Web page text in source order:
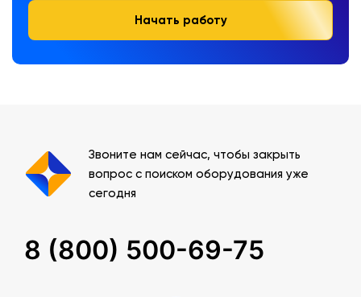
Начать работу
Звоните нам сейчас, чтобы закрыть
вопрос с поиском оборудования уже
сегодня
8 (800) 500-69-75